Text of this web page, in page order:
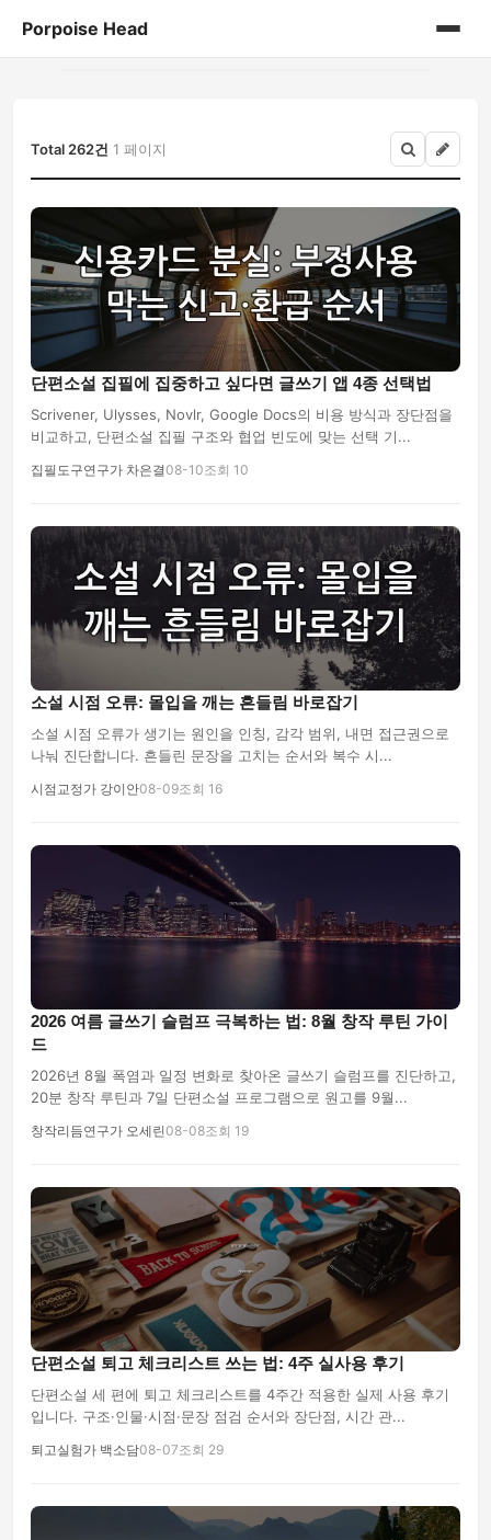
Porpoise Head
게시판
Total 262건 1 페이지
단편소설 집필에 집중하고 싶다면 글쓰기 앱 4종 선택법
Scrivener, Ulysses, Novlr, Google Docs의 비용 방식과 장단점을
비교하고, 단편소설 집필 구조와 협업 빈도에 맞는 선택 기...
집필도구연구가 차은결08-10조회 10
소설 시점 오류: 몰입을 깨는 흔들림 바로잡기
소설 시점 오류가 생기는 원인을 인칭, 감각 범위, 내면 접근권으로
나눠 진단합니다. 흔들린 문장을 고치는 순서와 복수 시...
시점교정가 강이안08-09조회 16
2026 여름 글쓰기 슬럼프 극복하는 법: 8월 창작 루틴 가이
드
2026년 8월 폭염과 일정 변화로 찾아온 글쓰기 슬럼프를 진단하고,
20분 창작 루틴과 7일 단편소설 프로그램으로 원고를 9월...
창작리듬연구가 오세린08-08조회 19
단편소설 퇴고 체크리스트 쓰는 법: 4주 실사용 후기
단편소설 세 편에 퇴고 체크리스트를 4주간 적용한 실제 사용 후기
입니다. 구조·인물·시점·문장 점검 순서와 장단점, 시간 관...
퇴고실험가 백소담08-07조회 29